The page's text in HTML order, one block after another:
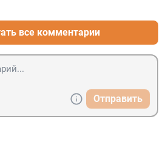
все комментарии
Отправить